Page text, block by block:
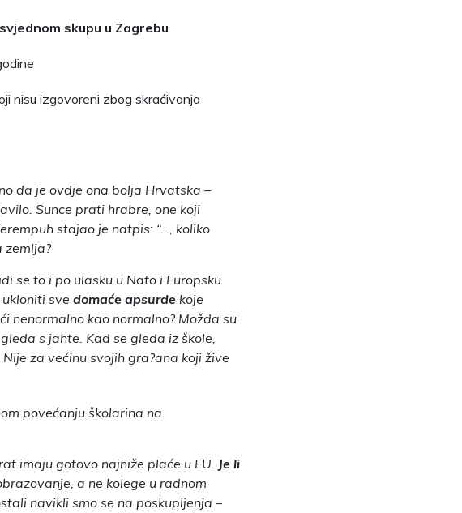
skupu u Zagrebu
nisu izgovoreni zbog skraćivanja
da je ovdje ona bolja Hrvatska –
Sunce prati hrabre, one koji
stajao je natpis: “…, koliko
zemlja?
se to i po ulasku u Nato i Europsku
sve domaće apsurde koje
nenormalno kao normalno? Možda su
s jahte. Kad se gleda iz škole,
Nije za većinu svojih gra?ana koji žive
povećanju školarina na
imaju gotovo najniže plaće u EU. Je li
a ne kolege u radnom
navikli smo se na poskupljenja –